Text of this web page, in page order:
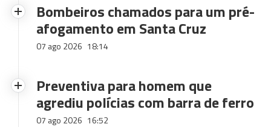
Bombeiros chamados para um pré-
afogamento em Santa Cruz
07 ago 2026 18:14
Preventiva para homem que
agrediu polícias com barra de ferro
07 ago 2026 16:52